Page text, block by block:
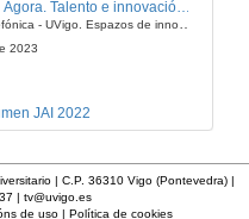
Cátedra Telefónica - UVigo. Espazos de innovación
2023
JAI 2022
| C.P. 36310 Vigo (Pontevedra) |
| tv@uvigo.es
de uso| Política de cookies